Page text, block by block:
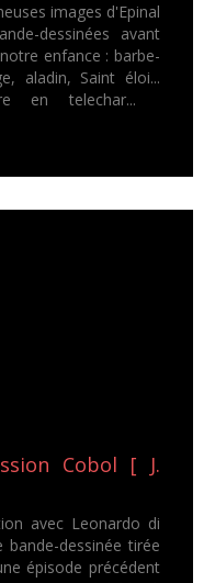
images d'Epinal
dessinées avant
enfance : barbe-
aladin, Saint éloi...
en telechar...
Cobol [ J.
avec Leonardo di
dessinée tirée
épisode précédent